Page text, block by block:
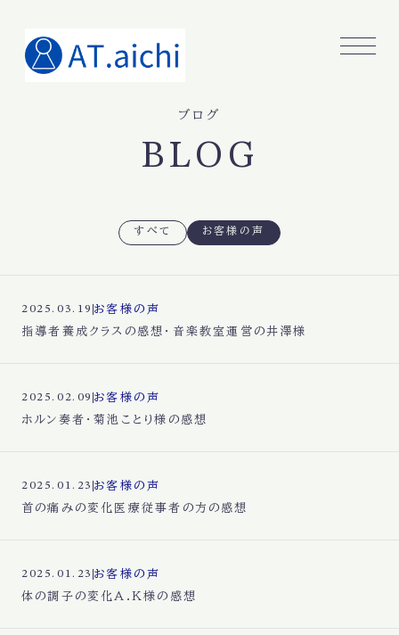
ブログ
BLOG
すべて お客様の声
2025.03.19 お客様の声
指導者養成クラスの感想・音楽教室運営の井澤様
2025.02.09 お客様の声
ホルン奏者・菊池ことり様の感想
2025.01.23 お客様の声
首の痛みの変化医療従事者の方の感想
2025.01.23 お客様の声
体の調子の変化A.K様の感想